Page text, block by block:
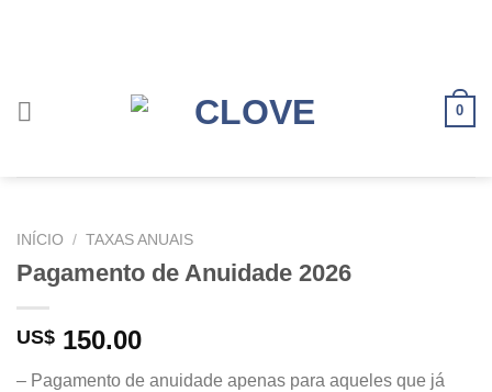
0
INÍCIO / TAXAS ANUAIS
Pagamento de Anuidade 2026
US$ 150.00
– Pagamento de anuidade apenas para aqueles que já